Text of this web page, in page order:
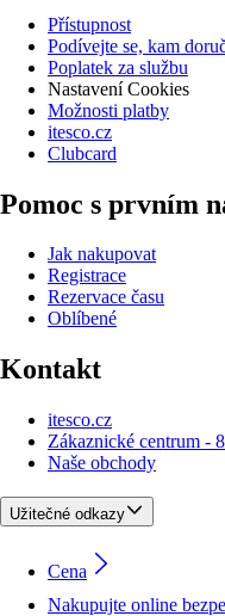
Přístupnost
Podívejte se, kam
Poplatek za službu
Nastavení Cookies
Možnosti platby
itesco.cz
Clubcard
Pomoc s prvním
Jak nakupovat
Registrace
Rezervace času
Oblíbené
Kontakt
itesco.cz
Zákaznické centrum -
Naše obchody
Užitečné odkazy
Cena
Nakupujte online